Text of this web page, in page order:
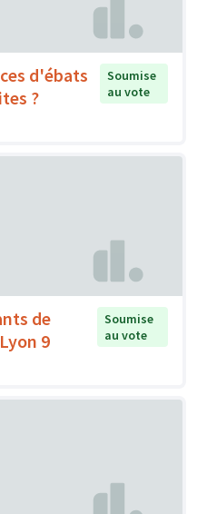
d'ébats
?
Soumise
au vote
de
9
Soumise
au vote